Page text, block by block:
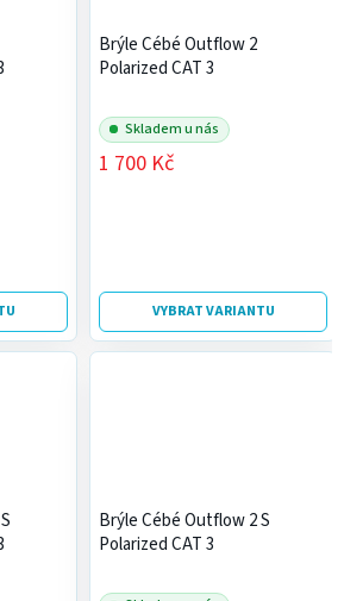
Brýle Cébé Outflow 2
Polarized CAT 3
Skladem u nás
1 700 Kč
VYBRAT VARIANTU
Brýle Cébé Outflow 2 S
Polarized CAT 3